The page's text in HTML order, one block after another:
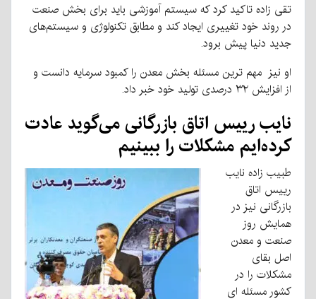
تقی زاده تاکید کرد که سیستم آموزشی باید برای بخش صنعت
در روند خود تغییری ایجاد کند و مطابق تکنولوژی و سیستم‌های
جدید دنیا پیش برود.
او نیز مهم ترین مسئله بخش معدن را کمبود سرمایه دانست و
از افزایش ۳۲ درصدی تولید خود خبر داد.
نایب رییس اتاق بازرگانی می‌گوید عادت
کرده‌ایم مشکلات را ببینیم
طبیب زاده نایب
رییس اتاق
بازرگانی نیز در
همایش روز
صنعت و معدن
اصل بقای
مشکلات را در
کشور مسئله ای